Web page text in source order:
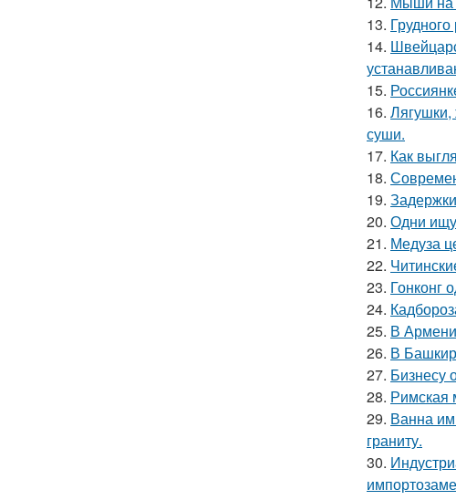
13.
14.
15.
16.
суши.
17. Как
18.
19.
20. Одни
21. Медуза
22.
23. Гонконг
24.
25. В
26. В
27. Бизнесу
28. Римская
29. Ванна
граниту.
30.